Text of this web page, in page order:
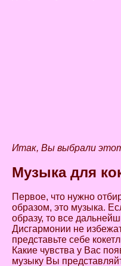
Итак, Вы выбрали
Музыка для
Первое, что нужно
образом, это музыка.
образу, то все
Дисгармонии не
представьте себе
Какие чувства у Вас
музыку Вы